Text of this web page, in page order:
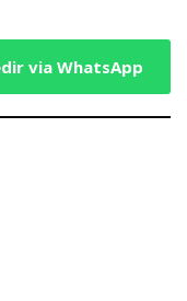
via WhatsApp